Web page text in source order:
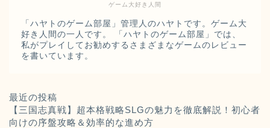
ゲーム大好き人間
「ハヤトのゲーム部屋」管理人のハヤトです。ゲーム大
好き人間の一人です。 「ハヤトのゲーム部屋」では、
私がプレイしてお勧めするさまざまなゲームのレビュー
を書いています。
最近の投稿
【三国志真戦】超本格戦略SLGの魅力を徹底解説！初心者
向けの序盤攻略＆効率的な進め方